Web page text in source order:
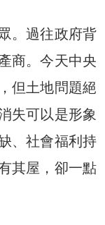
。過往政府背
商。今天中央
但土地問題絕
失可以是形象
、社會福利持
其屋，卻一點